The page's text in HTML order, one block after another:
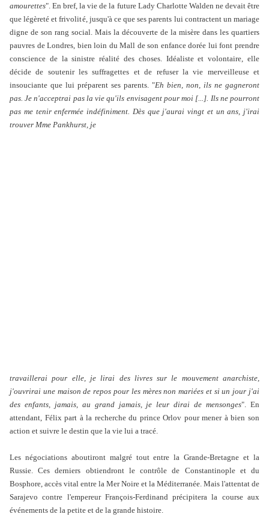
amourettes". En bref, la vie de la future Lady Charlotte Walden ne devait être
que légèreté et frivolité, jusqu'à ce que ses parents lui contractent un mariage
digne de son rang social. Mais la découverte de la misère dans les quartiers
pauvres de Londres, bien loin du Mall de son enfance dorée lui font prendre
conscience de la sinistre réalité des choses. Idéaliste et volontaire, elle
décide de soutenir les suffragettes et de refuser la vie merveilleuse et
insouciante que lui préparent ses parents. "Eh bien, non, ils ne gagneront
pas. Je n'acceptrai pas la vie qu'ils envisagent pour moi [...]. Ils ne pourront
pas me tenir enfermée indéfiniment. Dès que j'aurai vingt et un ans, j'irai
trouver Mme Pankhurst, je
travaillerai pour elle, je lirai des livres sur le mouvement anarchiste,
j'ouvrirai une maison de repos pour les mères non mariées et si un jour j'ai
des enfants, jamais, au grand jamais, je leur dirai de mensonges". En
attendant, Félix part à la recherche du prince Orlov pour mener à bien son
action et suivre le destin que la vie lui a tracé.
Les négociations aboutiront malgré tout entre la Grande-Bretagne et la
Russie. Ces derniers obtiendront le contrôle de Constantinople et du
Bosphore, accès vital entre la Mer Noire et la Méditerranée. Mais l'attentat de
Sarajevo contre l'empereur François-Ferdinand précipitera la course aux
événements de la petite et de la grande histoire.